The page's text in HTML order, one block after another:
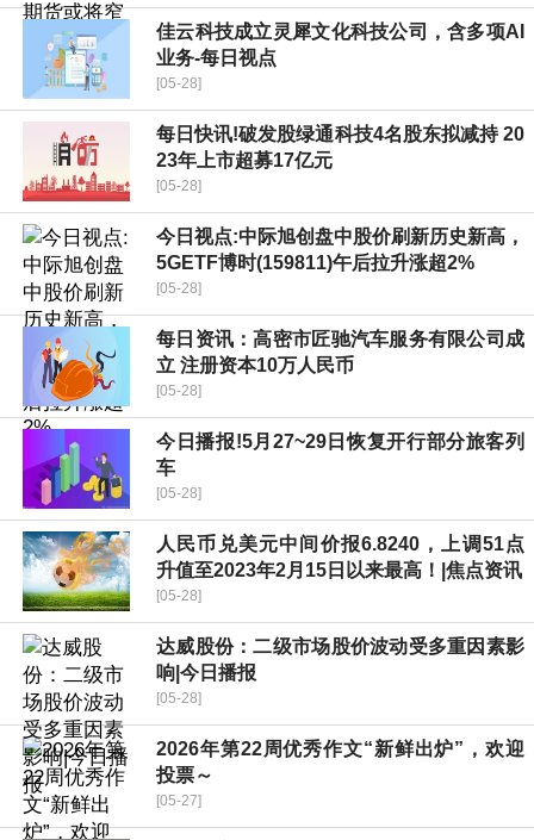
佳云科技成立灵犀文化科技公司，含多项AI
业务-每日视点
[05-28]
每日快讯!破发股绿通科技4名股东拟减持 20
23年上市超募17亿元
[05-28]
今日视点:中际旭创盘中股价刷新历史新高，
5GETF博时(159811)午后拉升涨超2%
[05-28]
每日资讯：高密市匠驰汽车服务有限公司成
立 注册资本10万人民币
[05-28]
今日播报!5月27~29日恢复开行部分旅客列
车
[05-28]
人民币兑美元中间价报6.8240，上调51点
升值至2023年2月15日以来最高！|焦点资讯
[05-28]
达威股份：二级市场股价波动受多重因素影
响|今日播报
[05-28]
2026年第22周优秀作文“新鲜出炉”，欢迎
投票～
[05-27]